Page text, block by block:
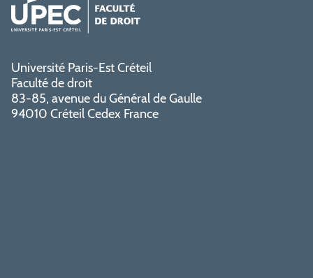
Université Paris-Est Créteil
Faculté de droit
83-85, avenue du Général de Gaulle
94010 Créteil Cedex France